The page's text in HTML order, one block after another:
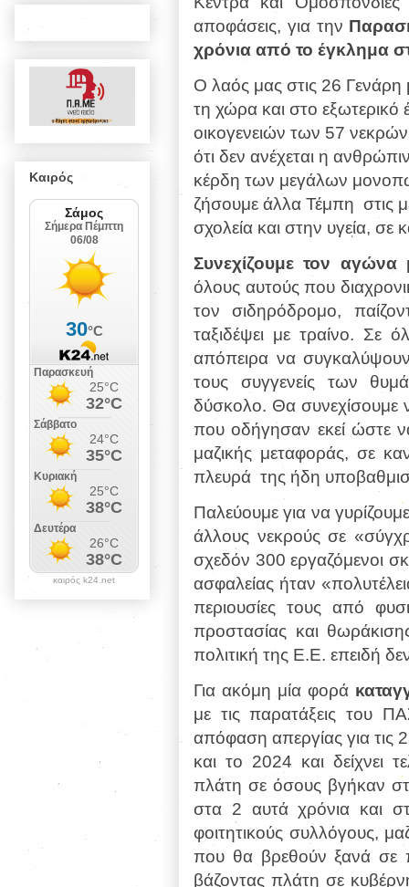
αποφάσεις, για την
χρόνια από το έγκλημα
Ο λαός μας στις 26 Γενάρη
τη χώρα και στο εξωτερικό
οικογενειών των 57
ότι δεν ανέχεται η
κέρδη των μεγάλων
ζήσουμε άλλα Τέμπη στις
σχολεία και στην υγεία,
Συνεχίζουμε τον αγώνα
όλους αυτούς που
τον σιδηρόδρομο,
ταξιδέψει με τραίνο. Σε
απόπειρα να
τους συγγενείς των
δύσκολο. Θα συνεχίσουμε
που οδήγησαν εκεί ώστε
μαζικής μεταφοράς, σε
πλευρά της ήδη
Παλεύουμε για να
άλλους νεκρούς σε
σχεδόν 300 εργαζόμενοι
ασφαλείας ήταν
περιουσίες τους από
προστασίας και
πολιτική της Ε.Ε. επειδή
Για ακόμη μία φορά
με τις παρατάξεις του
απόφαση απεργίας για
και το 2024 και δείχνει
πλάτη σε όσους βγήκαν
στα 2 αυτά χρόνια και
φοιτητικούς συλλόγους,
που θα βρεθούν ξανά σε
βάζοντας πλάτη σε
Καιρός
καιρός k24.net